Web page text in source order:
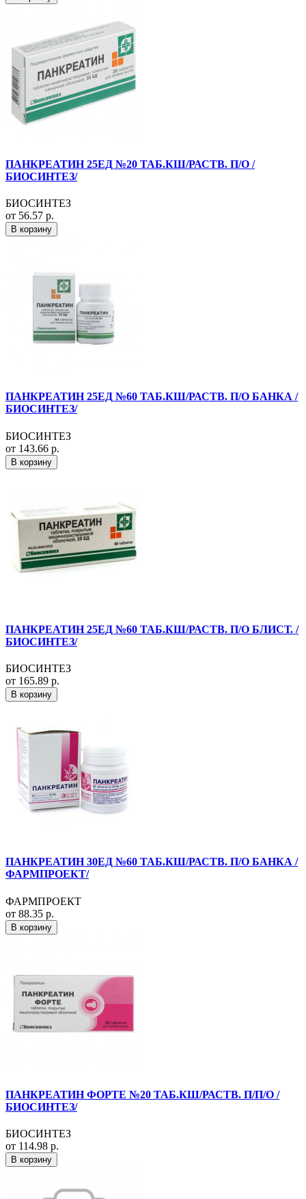
ПАНКРЕАТИН 25ЕД №20 ТАБ.КШ/РАСТВ. П/О /
БИОСИНТЕЗ/
БИОСИНТЕЗ
от 56.57 р.
В корзину
ПАНКРЕАТИН 25ЕД №60 ТАБ.КШ/РАСТВ. П/О БАНКА /
БИОСИНТЕЗ/
БИОСИНТЕЗ
от 143.66 р.
В корзину
ПАНКРЕАТИН 25ЕД №60 ТАБ.КШ/РАСТВ. П/О БЛИСТ. /
БИОСИНТЕЗ/
БИОСИНТЕЗ
от 165.89 р.
В корзину
ПАНКРЕАТИН 30ЕД №60 ТАБ.КШ/РАСТВ. П/О БАНКА /
ФАРМПРОЕКТ/
ФАРМПРОЕКТ
от 88.35 р.
В корзину
ПАНКРЕАТИН ФОРТЕ №20 ТАБ.КШ/РАСТВ. П/П/О /
БИОСИНТЕЗ/
БИОСИНТЕЗ
от 114.98 р.
В корзину